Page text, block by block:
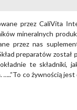
przez CaliVita
mineralnych
przez nas
preparatów został
te składniki,
co żywnością jest